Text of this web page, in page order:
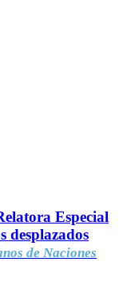
Especial
desplazados
de Naciones